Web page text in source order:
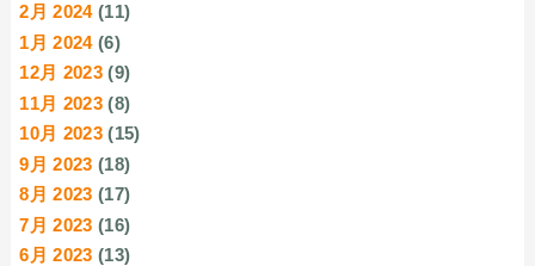
2月 2024(11)
1月 2024(6)
12月 2023 (9)
11月 2023 (8)
10月 2023 (15)
9月 2023 (18)
8月 2023 (17)
7月 2023 (16)
6月 2023 (13)